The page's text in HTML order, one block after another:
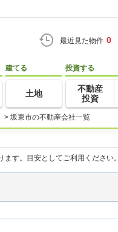
最近見た物件 0
建てる
土地
投資する
不動産
投資
> 坂東市の不動産会社一覧
す。目安としてご利用ください。